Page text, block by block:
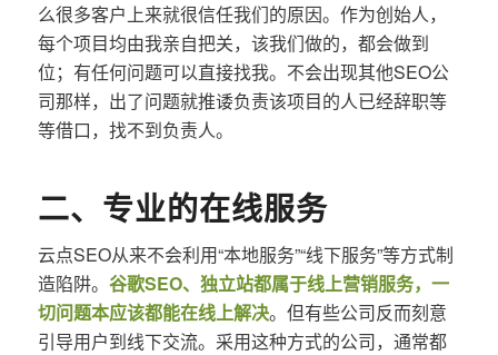
么很多客户上来就很信任我们的原因。作为创始人，
每个项目均由我亲自把关，该我们做的，都会做到
位；有任何问题可以直接找我。不会出现其他SEO公
司那样，出了问题就推诿负责该项目的人已经辞职等
等借口，找不到负责人。
二、专业的在线服务
云点SEO从来不会利用“本地服务”“线下服务”等方式制
造陷阱。 谷歌SEO、独立站都属于线上营销服务，一
切问题本应该都能在线上解决。但有些公司反而刻意
引导用户到线下交流。采用这种方式的公司，通常都